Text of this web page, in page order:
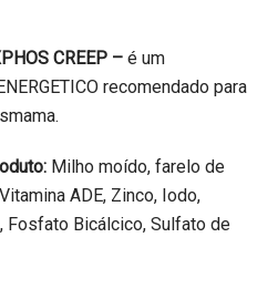
CREEP – é um
recomendado para
Milho moído, farelo de
ADE, Zinco, Iodo,
Bicálcico, Sulfato de